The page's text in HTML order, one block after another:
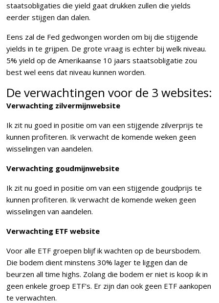
staatsobligaties die yield gaat drukken zullen die yields
eerder stijgen dan dalen.
Eens zal de Fed gedwongen worden om bij die stijgende
yields in te grijpen. De grote vraag is echter bij welk niveau.
5% yield op de Amerikaanse 10 jaars staatsobligatie zou
best wel eens dat niveau kunnen worden.
De verwachtingen voor de 3 websites:
Verwachting zilvermijnwebsite
Ik zit nu goed in positie om van een stijgende zilverprijs te
kunnen profiteren. Ik verwacht de komende weken geen
wisselingen van aandelen.
Verwachting goudmijnwebsite
Ik zit nu goed in positie om van een stijgende goudprijs te
kunnen profiteren. Ik verwacht de komende weken geen
wisselingen van aandelen.
Verwachting ETF website
Voor alle ETF groepen blijf ik wachten op de beursbodem.
Die bodem dient minstens 30% lager te liggen dan de
beurzen all time highs. Zolang die bodem er niet is koop ik in
geen enkele groep ETF's. Er zijn dan ook geen ETF aankopen
te verwachten.